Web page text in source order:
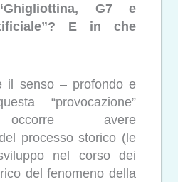
G7 e
E in che
il senso – profondo e
“provocazione”
occorre avere
processo storico (le
nel corso dei
del fenomeno della